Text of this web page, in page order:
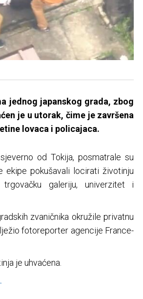
jednog japanskog grada, zbog
je u utorak, čime je završena
lovaca i policajaca.
od Tokija, posmatrale su
ekipe pokušavali locirati životinju
galeriju, univerzitet i
zvaničnika okružile privatnu
fotoreporter agencije France-
je uhvaćena.